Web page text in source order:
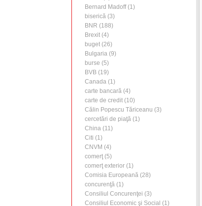
Bernard Madoff(1)
biserică (3)
BNR (188)
Brexit (4)
buget (26)
Bulgaria (9)
burse (5)
BVB (19)
Canada (1)
carte bancară (4)
carte de credit (10)
Călin Popescu Tăriceanu (3)
cercetări de piaţă (1)
China (11)
Citi (1)
CNVM (4)
comerţ (5)
comerţ exterior (1)
Comisia Europeană (28)
concurenţă (1)
Consiliul Concurenţei (3)
Consiliul Economic şi Social (1)